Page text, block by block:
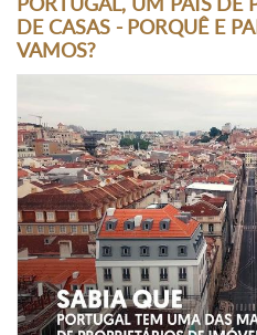
PORTUGAL, UM PAÍS DE
DE CASAS - PORQUÊ E
VAMOS?